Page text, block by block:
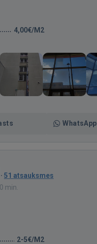
4,00€/M2
WhatsApp
· 51 atsauksmes
min.
2-5€/M2